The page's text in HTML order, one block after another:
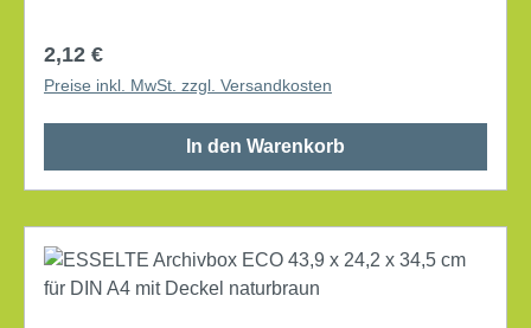
Regulärer Preis:
2,12 €
Preise inkl. MwSt. zzgl. Versandkosten
In den Warenkorb